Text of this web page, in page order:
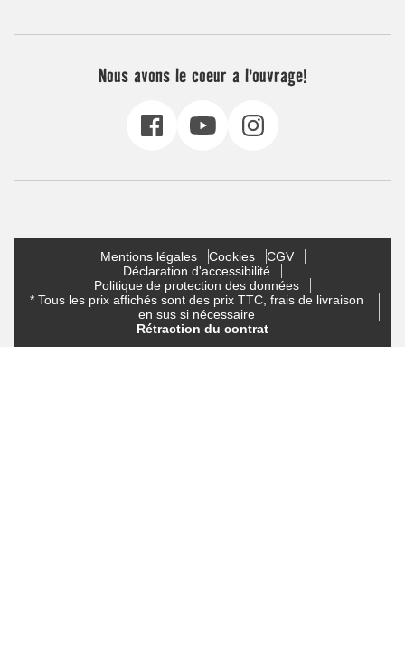
Nous avons le coeur a l'ouvrage!
Mentions légales Cookies
CGV
Déclaration d'accessibilité
Politique de protection des données
* Tous les prix affichés sont des prix TTC, frais de livraison
en sus si nécessaire
Rétraction du contrat